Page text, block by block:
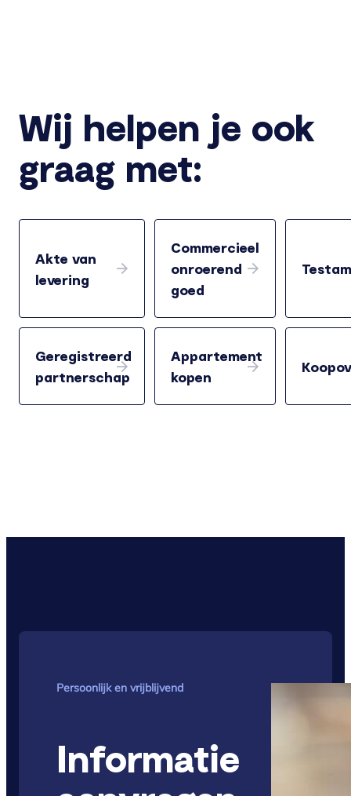
Wij helpen je ook
graag met:
Akte van
levering
Commercieel
onroerend
goed
Geregistreerd
partnerschap
Appartement
kopen
Persoonlijk en vrijblijvend
Informatie